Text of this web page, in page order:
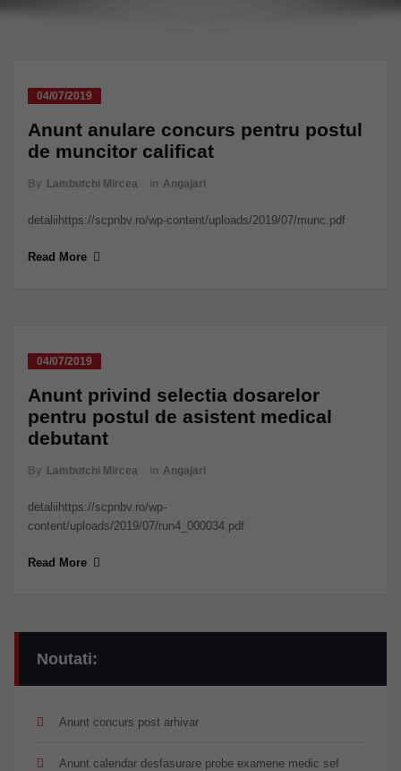
04/07/2019
Anunt anulare concurs pentru postul
de muncitor calificat
By Lambutchi Mircea in Angajari
detaliihttps://scpnbv.ro/wp-content/uploads/2019/07/munc.pdf
Read More
04/07/2019
Anunt privind selectia dosarelor
pentru postul de asistent medical
debutant
By Lambutchi Mircea in Angajari
detaliihttps://scpnbv.ro/wp-
content/uploads/2019/07/run4_000034.pdf
Read More
Noutati:
Anunt concurs post arhivar
Anunt calendar desfasurare probe examene medic sef